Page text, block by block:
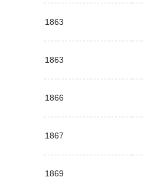
1863
1863
1866
1867
1869